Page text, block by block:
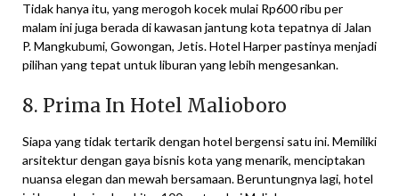
Tidak hanya itu, yang merogoh kocek mulai Rp600 ribu per
malam ini juga berada di kawasan jantung kota tepatnya di Jalan
P. Mangkubumi, Gowongan, Jetis. Hotel Harper pastinya menjadi
pilihan yang tepat untuk liburan yang lebih mengesankan.
8. Prima In Hotel Malioboro
Siapa yang tidak tertarik dengan hotel bergensi satu ini. Memiliki
arsitektur dengan gaya bisnis kota yang menarik, menciptakan
nuansa elegan dan mewah bersamaan. Beruntungnya lagi, hotel